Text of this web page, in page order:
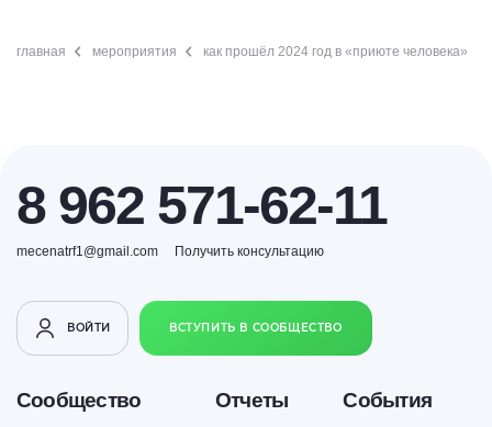
главная мероприятия как прошёл 2024 год в «приюте человека»
8 962 571-62-11
mecenatrf1@gmail.com Получить консультацию
ВОЙТИ ВСТУПИТЬ В СООБЩЕСТВО
Сообщество Отчеты События